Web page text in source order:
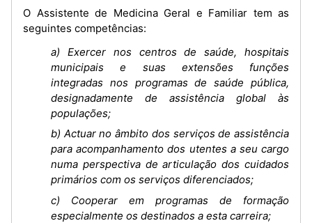
O Assistente de Medicina Geral e Familiar tem as
seguintes competências:
a) Exercer nos centros de saúde, hospitais
municipais e suas extensões funções
integradas nos programas de saúde pública,
designadamente de assistência global às
populações;
b) Actuar no âmbito dos serviços de assistência
para acompanhamento dos utentes a seu cargo
numa perspectiva de articulação dos cuidados
primários com os serviços diferenciados;
c) Cooperar em programas de formação
especialmente os destinados a esta carreira;